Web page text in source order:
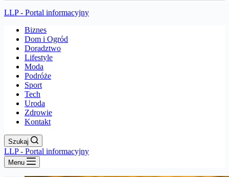
LLP - Portal informacyjny
Biznes
Dom i Ogród
Doradztwo
Lifestyle
Moda
Podróże
Sport
Tech
Uroda
Zdrowie
Kontakt
Szukaj
LLP - Portal informacyjny
Menu